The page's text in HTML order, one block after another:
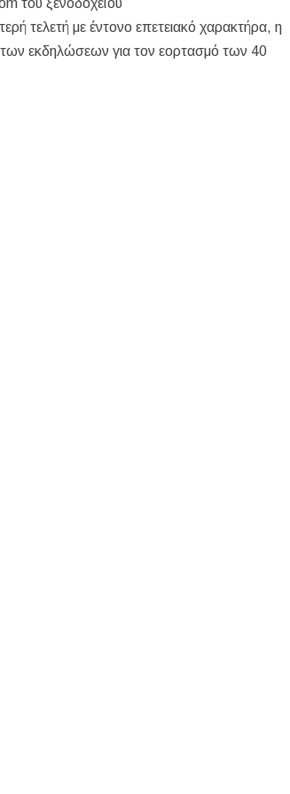
Λιμενικού και Πυροσβεστικής
ΟΧΙ ΑΠΟΣΠΑΣΜΑΤΙΚΕΣ ΠΑΡΕΜΒΑΣΕΙΣ
του ξενοδοχείου
τελετή με έντονο επετειακό χαρακτήρα, η
εκδηλώσεων για τον εορτασμό των 40